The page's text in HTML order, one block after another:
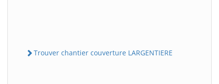
Trouver chantier couverture LARGENTIERE